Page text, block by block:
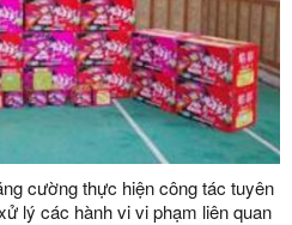
cường thực hiện công tác tuyên
lý các hành vi vi phạm liên quan